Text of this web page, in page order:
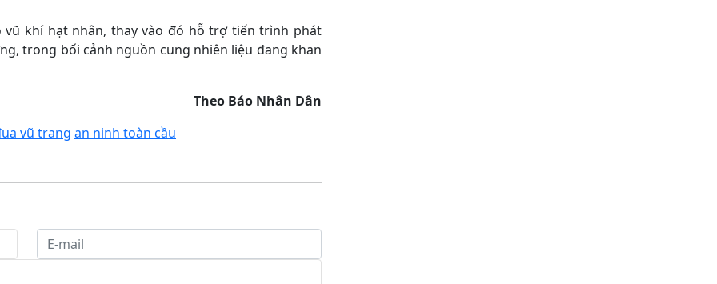
khí hạt nhân, thay vào đó hỗ trợ tiến trình phát
trong bối cảnh nguồn cung nhiên liệu đang khan
Theo Báo Nhân Dân
vũ trang an ninh toàn cầu